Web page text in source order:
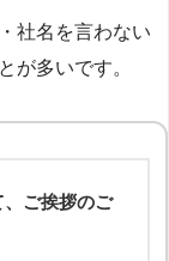
社名を言わない
が多いです。
ご挨拶のご